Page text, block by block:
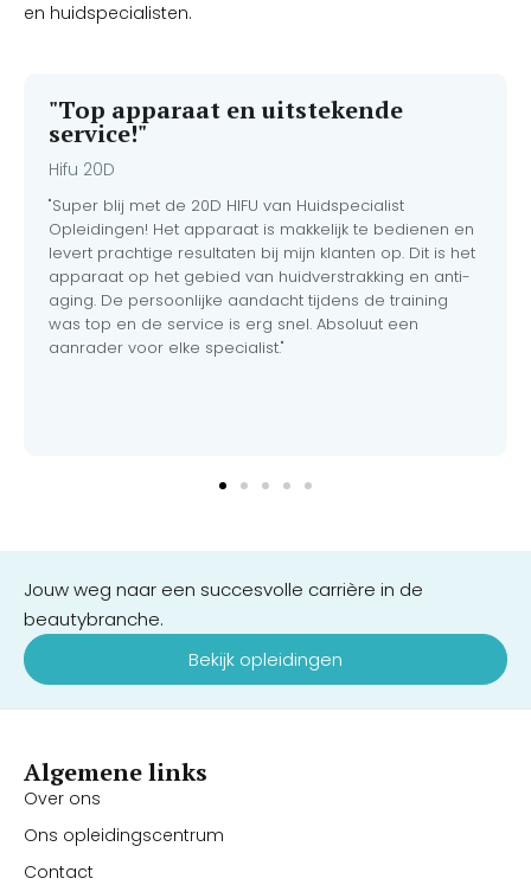
20 mm diepte. Bovendien is
en huidspecialisten.
"Top apparaat en uitstekende
service!"
Hifu 20D
"Super blij met de 20D HIFU van Huidspecialist
Opleidingen! Het apparaat is makkelijk te bedienen en
levert prachtige resultaten bij mijn klanten op. Dit is het
apparaat op het gebied van huidverstrakking en anti-
aging. De persoonlijke aandacht tijdens de training
was top en de service is erg snel. Absoluut een
aanrader voor elke specialist."
Jouw weg naar een succesvolle carrière in de
beautybranche.
Bekijk opleidingen
Algemene links
Over ons
Ons opleidingscentrum
Contact